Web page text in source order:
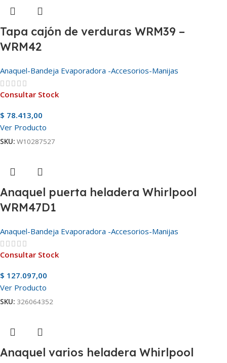
Tapa cajón de verduras WRM39 –
WRM42
Anaquel-Bandeja Evaporadora -Accesorios-Manijas
Consultar Stock
$ 78.413,00
Ver Producto
SKU: W10287527
Anaquel puerta heladera Whirlpool
WRM47D1
Anaquel-Bandeja Evaporadora -Accesorios-Manijas
Consultar Stock
$ 127.097,00
Ver Producto
SKU: 326064352
Anaquel varios heladera Whirlpool